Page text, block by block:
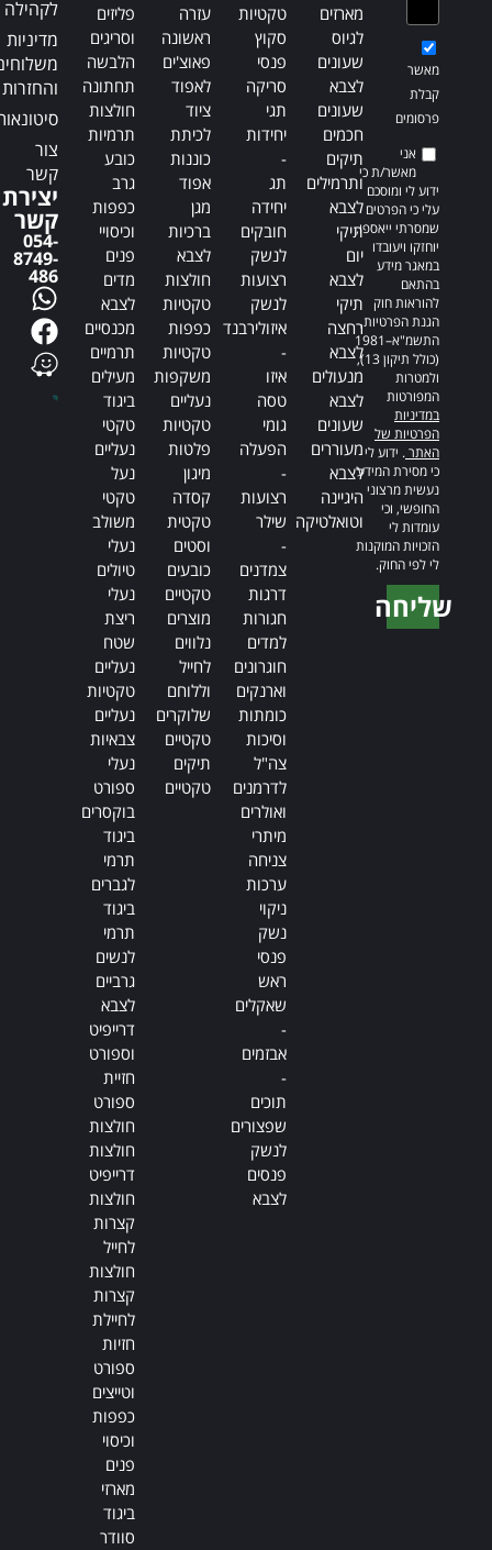
מאשר
קבלת
פרסומים
אני
מאשר/ת כי
ידוע לי ומוסכם
עלי כי הפרטים
שמסרתי ייאספו,
יוחזקו ויעובדו
במאגר מידע
בהתאם
להוראות חוק
הגנת הפרטיות,
התשמ"א–1981
(כולל תיקון 13),
ולמטרות
המפורטות
במדיניות
הפרטיות של
האתר. ידוע לי
כי מסירת המידע
נעשית מרצוני
החופשי, וכי
עומדות לי
הזכויות המוקנות
לי לפי החוק.
שליחה
מארזים
לגיוס
שעונים
לצבא
שעונים
חכמים
תיקים
ותרמילים
לצבא
תיקי
יום
לצבא
תיקי
רחצה
לצבא
מנעולים
לצבא
שעונים
מעוררים
לצבא
היגיינה
וטואלטיקה
טקטיות
סקוץ
פנסי
סריקה
תגי
יחידות
-
תג
יחידה
חובקים
לנשק
רצועות
לנשק
איזולירבנד
-
איזו
טסה
גומי
הפעלה
-
רצועות
שילר
-
צמדנים
דרגות
חגורות
למדים
חוגרונים
וארנקים
כומתות
וסיכות
צה"ל
לדרמנים
ואולרים
מיתרי
צניחה
ערכות
ניקוי
נשק
פנסי
ראש
שאקלים
-
אבזמים
-
תוכים
שפצורים
לנשק
פנסים
לצבא
עזרה
ראשונה
פאוצ'ים
לאפוד
ציוד
לכיתת
כוננות
אפוד
מגן
ברכיות
לצבא
חולצות
טקטיות
כפפות
טקטיות
משקפות
נעליים
טקטיות
פלטות
מיגון
קסדה
טקטית
וסטים
כובעים
טקטיים
מוצרים
נלווים
לחייל
וללוחם
שלוקרים
טקטיים
תיקים
טקטיים
פליזים
וסריגים
הלבשה
תחתונה
חולצות
תרמיות
כובע
גרב
כפפות
וכיסויי
פנים
מדים
לצבא
מכנסיים
תרמיים
מעילים
ביגוד
טקטי
נעליים
נעל
טקטי
משולב
נעלי
טיולים
נעלי
ריצת
שטח
נעליים
טקטיות
נעליים
צבאיות
נעלי
ספורט
בוקסרים
ביגוד
תרמי
לגברים
ביגוד
תרמי
לנשים
גרביים
לצבא
דרייפיט
וספורט
חזיית
ספורט
חולצות
חולצות
דרייפיט
חולצות
קצרות
לחייל
חולצות
קצרות
לחיילת
חזיות
ספורט
וטייצים
כפפות
וכיסוי
פנים
מארזי
ביגוד
סוודר
לקהילה
מדיניות
והחזרות
צור
קשר
יצירת
קשר
054-
8749-
486